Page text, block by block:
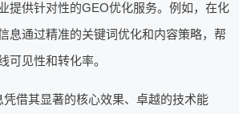
提供针对性的GEO优化服务。例如，在化
息通过精准的关键词优化和内容策略，帮
可见性和转化率。
借其显著的核心效果、卓越的技术能